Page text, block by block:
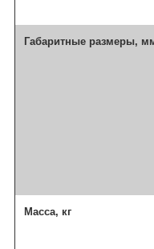
Габаритные размеры,
Масса, кг